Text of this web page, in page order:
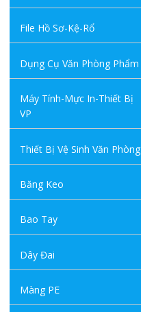
File Hồ Sơ-Kệ-Rổ
Dụng Cụ Văn Phòng Phẩm
Máy Tính-Mực In-Thiết Bị
VP
Thiết Bị Vệ Sinh Văn Phòng
Băng Keo
Bao Tay
Dây Đai
Màng PE